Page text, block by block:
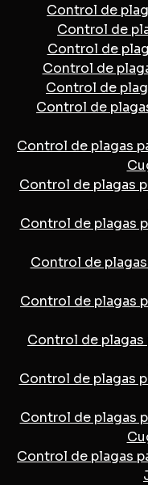
Control de
Control de
Control de
Control de
Control de
Control de
Control de plagas
Control de plagas
Control de plagas
Control de
Control de plagas
Control de plagas
Control de plagas
Control de plagas
Control de plagas